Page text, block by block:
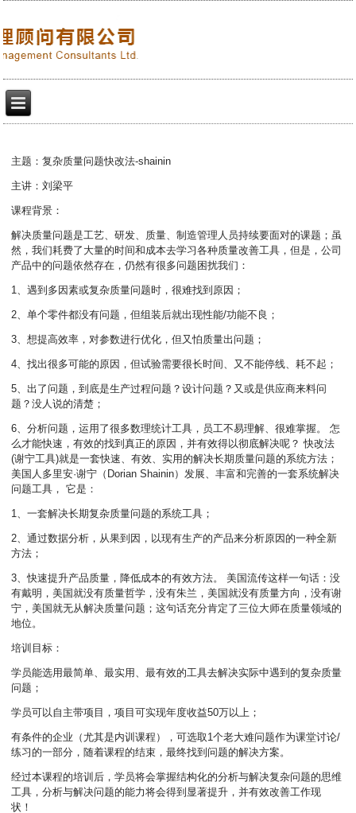
主题：复杂质量问题快改法-shainin
主讲：刘梁平
课程背景：
解决质量问题是工艺、研发、质量、制造管理人员持续要面对的课题；虽
然，我们耗费了大量的时间和成本去学习各种质量改善工具，但是，公司
产品中的问题依然存在，仍然有很多问题困扰我们：
1、遇到多因素或复杂质量问题时，很难找到原因；
2、单个零件都没有问题，但组装后就出现性能/功能不良；
3、想提高效率，对参数进行优化，但又怕质量出问题；
4、找出很多可能的原因，但试验需要很长时间、又不能停线、耗不起；
5、出了问题，到底是生产过程问题？设计问题？又或是供应商来料问
题？没人说的清楚；
6、分析问题，运用了很多数理统计工具，员工不易理解、很难掌握。 怎
么才能快速，有效的找到真正的原因，并有效得以彻底解决呢？ 快改法
(谢宁工具)就是一套快速、有效、实用的解决长期质量问题的系统方法；
美国人多里安·谢宁（Dorian Shainin）发展、丰富和完善的一套系统解决
问题工具， 它是：
1、一套解决长期复杂质量问题的系统工具；
2、通过数据分析，从果到因，以现有生产的产品来分析原因的一种全新
方法；
3、快速提升产品质量，降低成本的有效方法。 美国流传这样一句话：没
有戴明，美国就没有质量哲学，没有朱兰，美国就没有质量方向，没有谢
宁，美国就无从解决质量问题；这句话充分肯定了三位大师在质量领域的
地位。
培训目标：
学员能选用最简单、最实用、最有效的工具去解决实际中遇到的复杂质量
问题；
学员可以自主带项目，项目可实现年度收益50万以上；
有条件的企业（尤其是内训课程），可选取1个老大难问题作为课堂讨论/
练习的一部分，随着课程的结束，最终找到问题的解决方案。
经过本课程的培训后，学员将会掌握结构化的分析与解决复杂问题的思维
工具，分析与解决问题的能力将会得到显著提升，并有效改善工作现
状！